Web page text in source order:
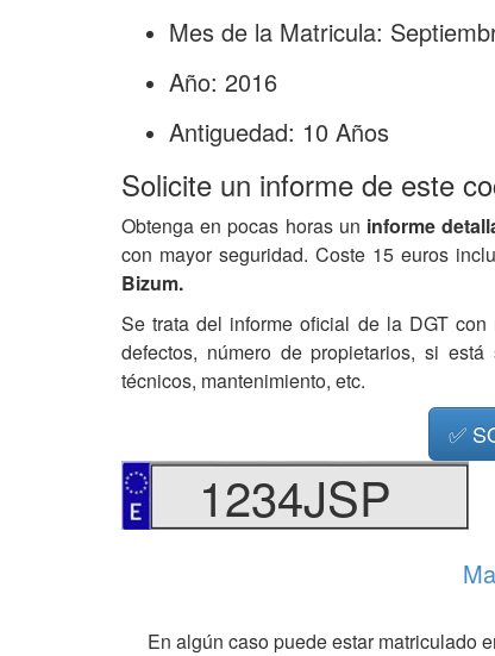
Mes de la Matricula:
Año: 2016
Antiguedad: 10 Años
Solicite un informe de este
Obtenga en pocas horas un informe
con mayor seguridad. Coste 15 euros
Bizum.
Se trata del informe oficial de la DGT
defectos, número de propietarios, si
técnicos, mantenimiento, etc.
✅
1234JSP
En algún caso puede estar matriculado